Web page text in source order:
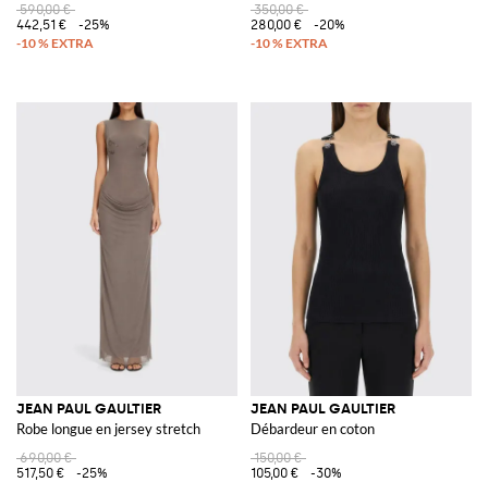
590,00 €
442,51 €
-25%
350,00 €
280,00 €
-20%
JEAN PAUL GAULTIER
Robe longue en jersey stretch
690,00 €
517,50 €
-25%
JEAN PAUL GAULTIER
Débardeur en coton
150,00 €
105,00 €
-30%